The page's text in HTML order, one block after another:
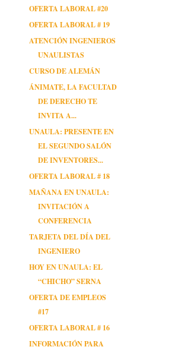
OFERTA LABORAL #20
OFERTA LABORAL # 19
ATENCIÓN INGENIEROS
UNAULISTAS
CURSO DE ALEMÁN
ÁNIMATE, LA FACULTAD
DE DERECHO TE
INVITA A...
UNAULA: PRESENTE EN
EL SEGUNDO SALÓN
DE INVENTORES...
OFERTA LABORAL # 18
MAÑANA EN UNAULA:
INVITACIÓN A
CONFERENCIA
TARJETA DEL DÍA DEL
INGENIERO
HOY EN UNAULA: EL
“CHICHO” SERNA
OFERTA DE EMPLEOS
#17
OFERTA LABORAL # 16
INFORMACIÓN PARA